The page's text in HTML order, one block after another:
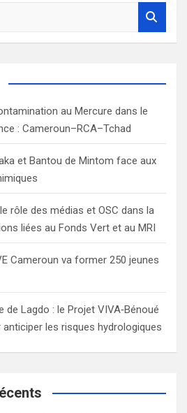
au Mercure dans le
: Cameroun–RCA–Tchad
et Bantou de Mintom face aux
rôle des médias et OSC dans la
liées au Fonds Vert et au MRI
Cameroun va former 250 jeunes
de Lagdo : le Projet VIVA‑Bénoué
les risques hydrologiques